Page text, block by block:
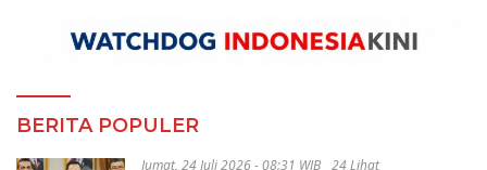
BERITA POPULER
Jumat, 24 Juli 2026 - 08:31 WIB 24 Lihat